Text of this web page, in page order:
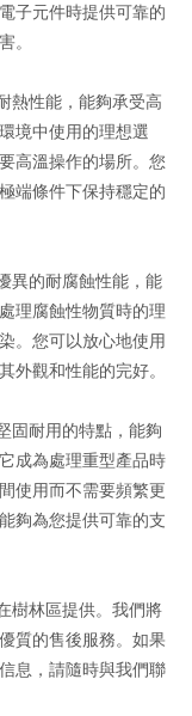
子元件時提供可靠的
。
熱性能，能夠承受高
境中使用的理想選
高溫操作的場所。您
端條件下保持穩定的
異的耐腐蝕性能，能
理腐蝕性物質時的理
。您可以放心地使用
外觀和性能的完好。
固耐用的特點，能夠
成為處理重型產品時
使用而不需要頻繁更
夠為您提供可靠的支
樹林區提供。我們將
質的售後服務。如果
息，請隨時與我們聯